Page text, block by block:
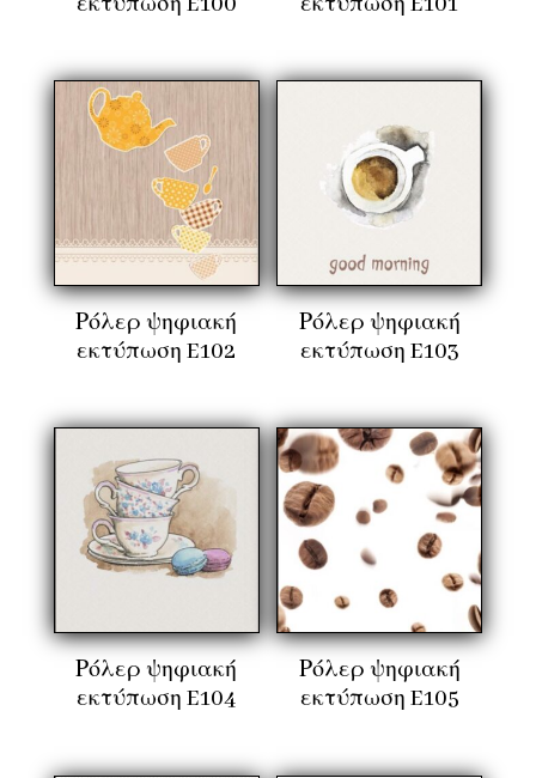
Ρόλερ ψηφιακή
εκτύπωση E102
Ρόλερ ψηφιακή
εκτύπωση E103
Ρόλερ ψηφιακή
εκτύπωση E104
Ρόλερ ψηφιακή
εκτύπωση E105